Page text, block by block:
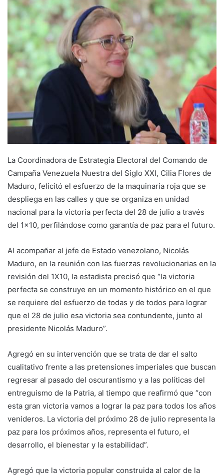
La Coordinadora de Estrategia Electoral del Comando de
Campaña Venezuela Nuestra del Siglo XXI, Cilia Flores de
Maduro, felicitó el esfuerzo de la maquinaria roja que se
despliega en las calles y que se organiza en unidad
nacional para la victoria perfecta del 28 de julio a través
del 1×10, perfilándose como garantía de paz para el futuro.
Al acompañar al jefe de Estado venezolano, Nicolás
Maduro, en la reunión con las fuerzas revolucionarias en la
revisión del 1X10, la estadista precisó que “la victoria
perfecta se construye en un momento histórico en el que
se requiere del esfuerzo de todas y de todos para lograr
que el 28 de julio esa victoria sea contundente, junto al
presidente Nicolás Maduro”.
Agregó en su intervención que se trata de dar el salto
cualitativo frente a las pretensiones imperiales que buscan
regresar al pasado del oscurantismo y a las políticas del
entreguismo de la Patria, al tiempo que reafirmó que “con
esta gran victoria vamos a lograr la paz para todos los años
venideros. La victoria del próximo 28 de julio representa la
paz para los próximos años, representa el futuro, el
desarrollo, el bienestar y la estabilidad”.
Agregó que la victoria popular construida al calor de la